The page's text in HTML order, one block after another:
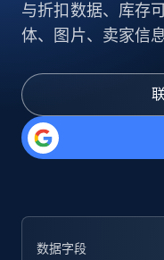
与折扣数据、库存
体、图片、卖家信
数据字段